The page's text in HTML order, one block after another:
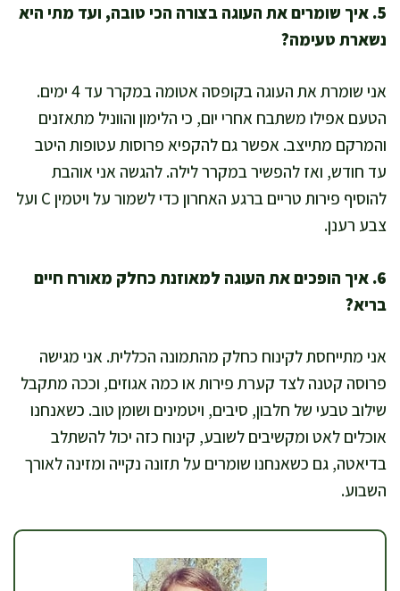
5. איך שומרים את העוגה בצורה הכי טובה, ועד מתי היא
נשארת טעימה?
אני שומרת את העוגה בקופסה אטומה במקרר עד 4 ימים.
הטעם אפילו משתבח אחרי יום, כי הלימון והווניל מתאזנים
והמרקם מתייצב. אפשר גם להקפיא פרוסות עטופות היטב
עד חודש, ואז להפשיר במקרר לילה. להגשה אני אוהבת
להוסיף פירות טריים ברגע האחרון כדי לשמור על ויטמין C ועל
צבע רענן.
6. איך הופכים את העוגה למאוזנת כחלק מאורח חיים
בריא?
אני מתייחסת לקינוח כחלק מהתמונה הכללית. אני מגישה
פרוסה קטנה לצד קערת פירות או כמה אגוזים, וככה מתקבל
שילוב טבעי של חלבון, סיבים, ויטמינים ושומן טוב. כשאנחנו
אוכלים לאט ומקשיבים לשובע, קינוח כזה יכול להשתלב
בדיאטה, גם כשאנחנו שומרים על תזונה נקייה ומזינה לאורך
השבוע.